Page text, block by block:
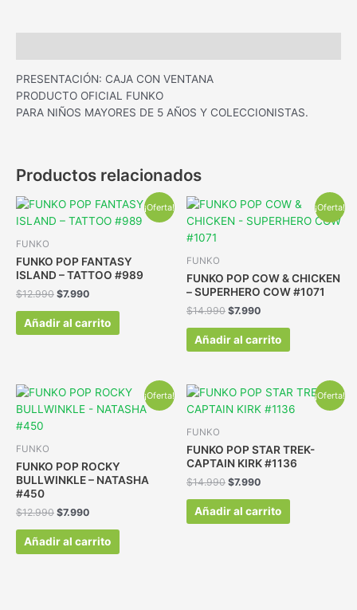
PRESENTACIÓN: CAJA CON VENTANA
PRODUCTO OFICIAL FUNKO
PARA NIÑOS MAYORES DE 5 AÑOS Y COLECCIONISTAS.
Productos relacionados
¡Oferta!
FUNKO
FUNKO POP FANTASY
ISLAND – TATTOO #989
$12.990 $7.990
Añadir al carrito
¡Oferta!
FUNKO
FUNKO POP COW & CHICKEN
– SUPERHERO COW #1071
$14.990 $7.990
Añadir al carrito
¡Oferta!
FUNKO
FUNKO POP ROCKY
BULLWINKLE – NATASHA
#450
$12.990 $7.990
Añadir al carrito
¡Oferta!
FUNKO
FUNKO POP STAR TREK-
CAPTAIN KIRK #1136
$14.990 $7.990
Añadir al carrito